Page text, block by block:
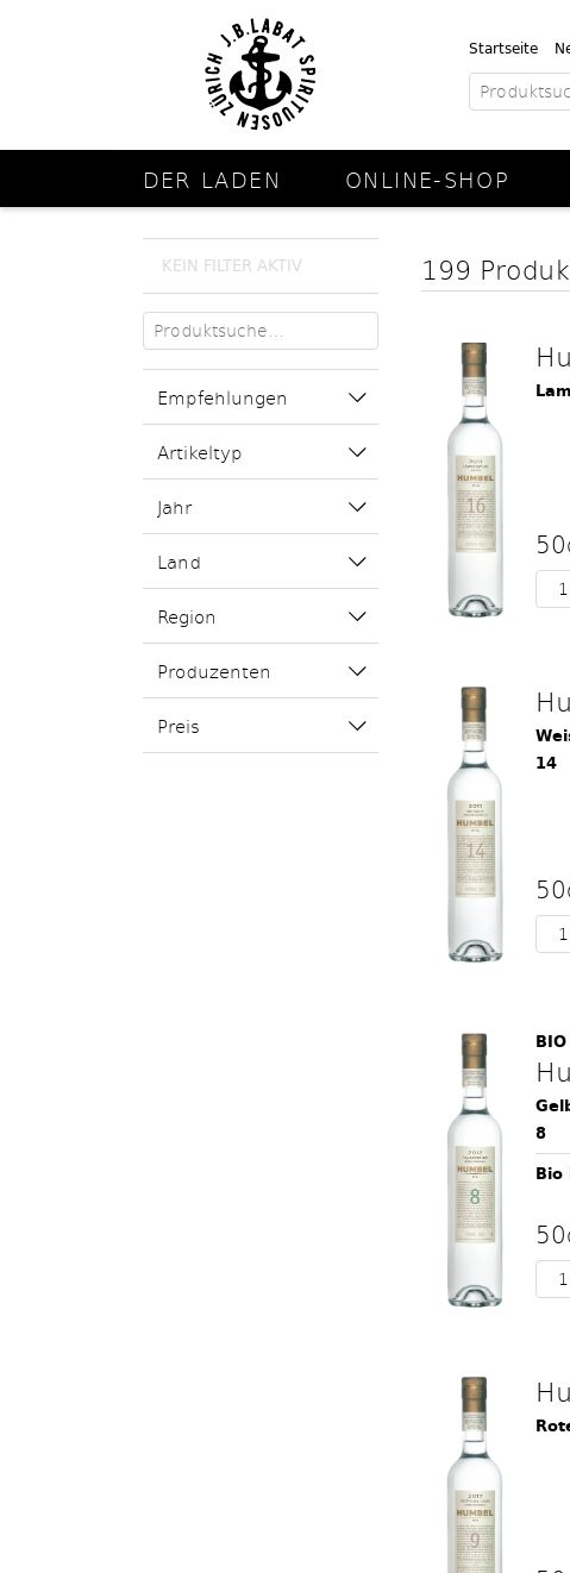
Startseite
DER LADEN ONLINE-SHOP
KEIN FILTER AKTIV
Empfehlungen
Artikeltyp
Jahr
Land
Region
Produzenten
Preis
199
14
BIO
8
Bio